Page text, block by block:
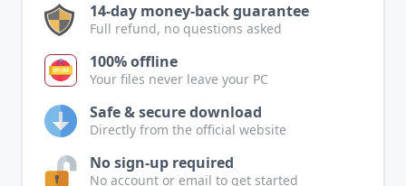
14-day money-back guarantee
Full refund, no questions asked
100% offline
Your files never leave your PC
Safe & secure download
Directly from the official website
No sign-up required
No account or email to get started